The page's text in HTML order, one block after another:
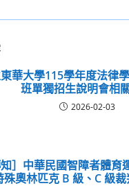
華大學115學年度法律
班單獨招生說明會相
2026-02-03
知］中華民國智障者體
殊奧林匹克 B 級、C 級裁